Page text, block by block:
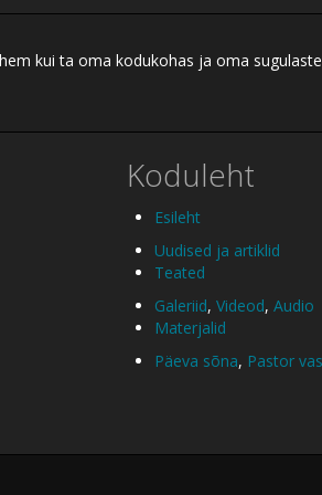
kui ta oma kodukohas ja oma
Koduleht
Esileht
Uudised ja artiklid
Teated
Galeriid, Videod, Audio
Materjalid
Päeva sõna, Pastor